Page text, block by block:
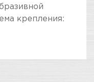
крепления: